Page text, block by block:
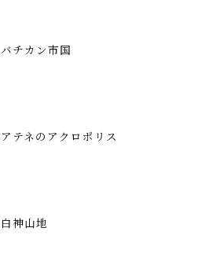
バチカン市国
アテネのアクロポリス
白神山地